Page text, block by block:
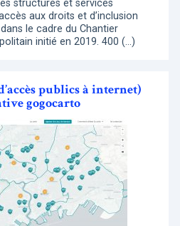
structures et services
aux droits et d’inclusion
le cadre du Chantier
initié en 2019. 400 (…)
publics à internet)
gogocarto